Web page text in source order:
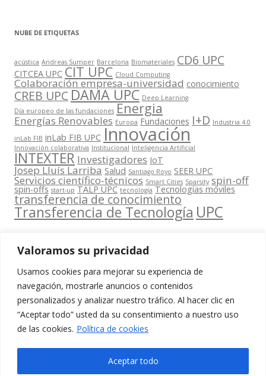
Valoramos su privacidad
Usamos cookies para mejorar su experiencia de
navegación, mostrarle anuncios o contenidos
personalizados y analizar nuestro tráfico. Al hacer clic en
“Aceptar todo” usted da su consentimiento a nuestro uso
de las cookies. Política de cookies
Aceptar todo
NUBE DE ETIQUETAS
acústica Andreas Sumper Barcelona Biomateriales CD6 UPC
CITCEA UPC CIT UPC Cloud Computing
Colaboración empresa-universidad conocimiento
CREB UPCDAMA UPC Deep Learning
Día europeo de las fundaciones Energia
Energías Renovables Europa Fundaciones I+D Industria 4.0
inLab FIB inLab FIB UPC Innovación
Innovación colaborativa Institucional Inteligencia Artificial
INTEXTER Investigadores IoT
Josep Lluís Larriba Salud Santiago Royo SEER UPC
Servicios científico-técnicos Smart Cities Sparsity spin-off
spin-offs start-up TALP UPC tecnología Tecnologías móviles
transferencia de conocimiento
Transferencia de Tecnología UPC
Contacta
amb
nosaltres
Edifici
www.cit.upc.edu
+34 93 405 44
Segueix-nos